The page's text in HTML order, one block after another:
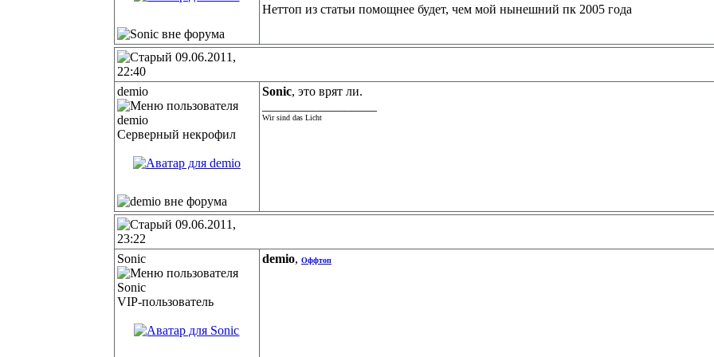
Неттоп из статьи помощнее будет, чем мой нынешний пк 2005 года
09.06.2011,
22:40
demio
Серверный некрофил
Sonic, это врят ли.
Wir sind das Licht
09.06.2011,
23:22
Sonic
VIP-пользователь
demio, Оффтоп